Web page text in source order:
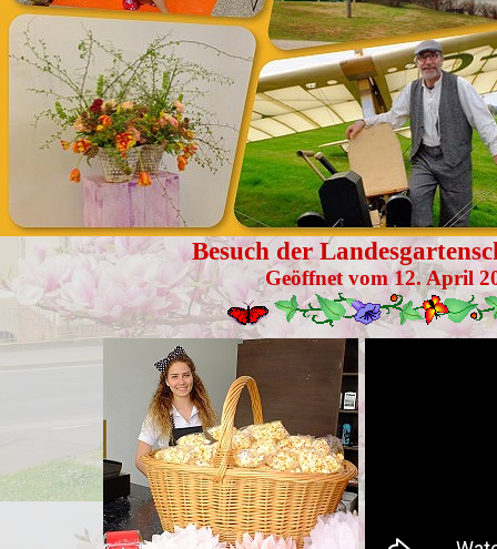
Besuch der
Geöffnet vom 12. April